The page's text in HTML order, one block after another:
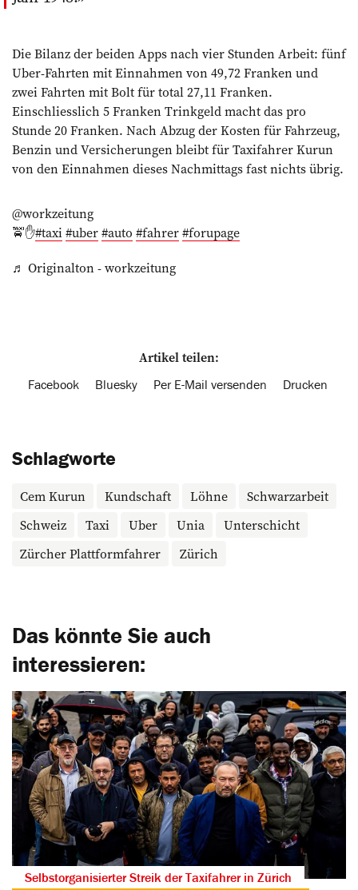
Die Bilanz der beiden Apps nach vier Stunden Arbeit: fünf
Uber-Fahrten mit Einnahmen von 49,72 Franken und
zwei Fahrten mit Bolt für total 27,11 Franken.
Einschliesslich 5 Franken Trinkgeld macht das pro
Stunde 20 Franken. Nach Abzug der Kosten für Fahrzeug,
Benzin und Versicherungen bleibt für Taxifahrer Kurun
von den Einnahmen dieses Nachmittags fast nichts übrig.
@workzeitung
🚖✋#taxi#uber#auto #fahrer#forupage
♬ Originalton - workzeitung
Artikel teilen:
Facebook Bluesky Per E-Mail versenden Drucken
Schlagworte
Cem Kurun Kundschaft Löhne
Schwarzarbeit
Schweiz
Taxi Uber Unia
Unterschicht
Zürcher Plattformfahrer
Zürich
Das könnte Sie auch
interessieren:
Selbstorganisierter Streik der Taxifahrer in Zürich